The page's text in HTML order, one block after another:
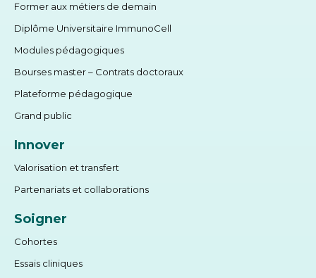
Former aux métiers de demain
Diplôme Universitaire ImmunoCell
Modules pédagogiques
Bourses master – Contrats doctoraux
Plateforme pédagogique
Grand public
Innover
Valorisation et transfert
Partenariats et collaborations
Soigner
Cohortes
Essais cliniques